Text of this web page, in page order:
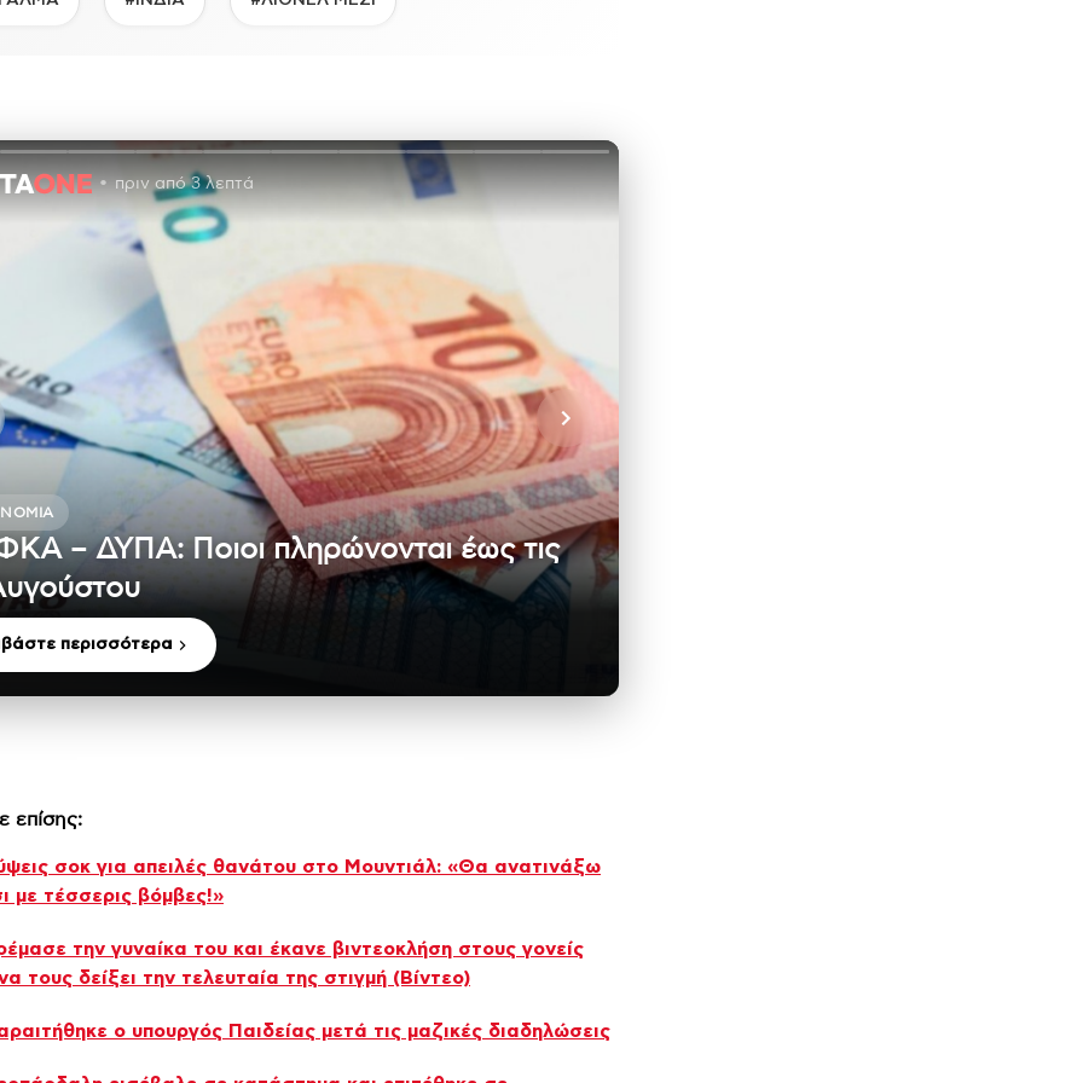
πριν από 3 λεπτά
– ΔΥΠΑ: Ποιοι πληρώνονται έως τις
περισσότερα
επίσης:
σοκ για απειλές θανάτου στο Μουντιάλ: «Θα ανατινάξω
με τέσσερις βόμβες!»
την γυναίκα του και έκανε βιντεοκλήση στους γονείς
τους δείξει την τελευταία της στιγμή (Βίντεο)
ο υπουργός Παιδείας μετά τις μαζικές διαδηλώσεις